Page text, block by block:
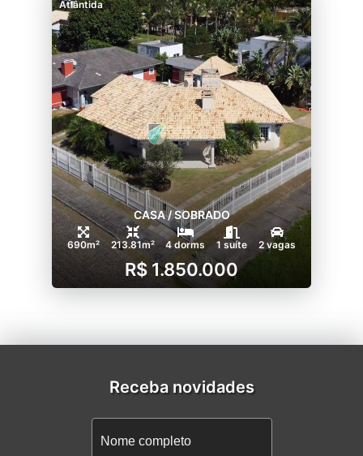
Atlântida
CASA / SOBRADO
690m² 213.81m² 4 dorms 1 suíte 2 vagas
R$ 1.850.000
Receba novidades